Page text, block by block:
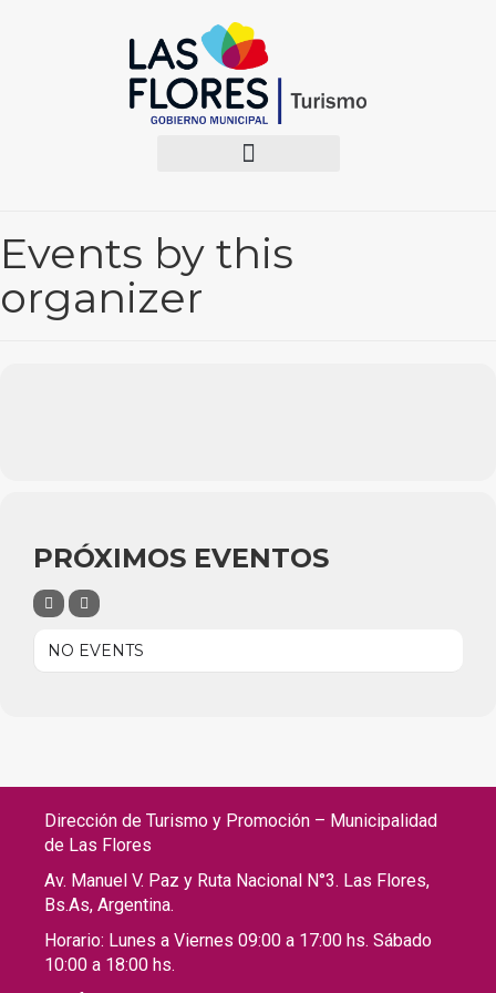
Events by this
organizer
PRÓXIMOS EVENTOS
NO EVENTS
Dirección de Turismo y Promoción – Municipalidad
de Las Flores
Av. Manuel V. Paz y Ruta Nacional N°3. Las Flores,
Bs.As, Argentina.
Horario: Lunes a Viernes 09:00 a 17:00 hs. Sábado
10:00 a 18:00 hs.